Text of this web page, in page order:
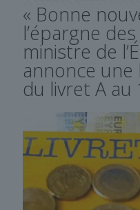
« Bonne
l’épargne
ministre de
annonce
du livret A au